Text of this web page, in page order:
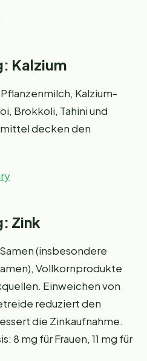
Kalzium
Kalzium-
Brokkoli, Tahini und
decken den
Zink
(insbesondere
Vollkornprodukte
Einweichen von
reduziert den
die Zinkaufnahme.
8 mg für Frauen, 11 mg für